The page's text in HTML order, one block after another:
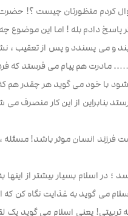
کردم منظورتان چیست ؟! حضرت
دادم بله ! اما این موضوع چه
و می پسندد و پس از تعقیب ،
….. مادرت هم پیام می فرستد که
با خود می گوید هر چقدر هم که
بنابراین از این کار منصرف
انسان موثر باشد! مسئله ،
در اسلام بسیار بیشتر از
می گوید به غذایت نگاه کن که
یعنی اسلام می گوید یک